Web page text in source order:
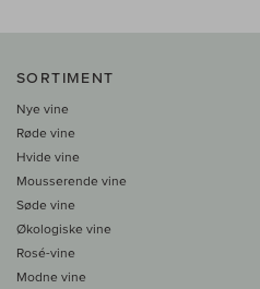
SORTIMENT
Nye vine
Røde vine
Hvide vine
Mousserende vine
Søde vine
Økologiske vine
Rosé-vine
Modne vine